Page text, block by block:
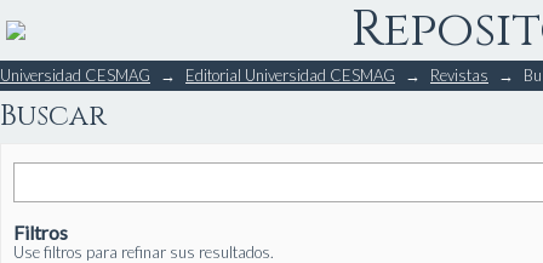
Buscar
Universidad CESMAG → Editorial Universidad CESMAG → Revistas →
Buscar
Filtros
Use filtros para refinar sus resultados.